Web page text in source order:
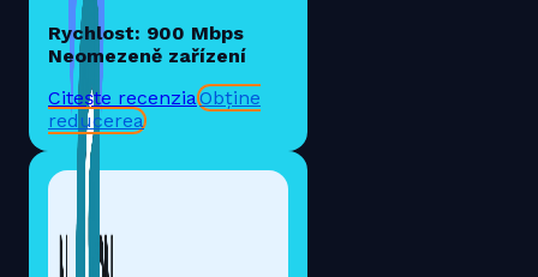
Rychlost: 900 Mbps
Neomezeně zařízení
Citește recenziaObține
reducerea